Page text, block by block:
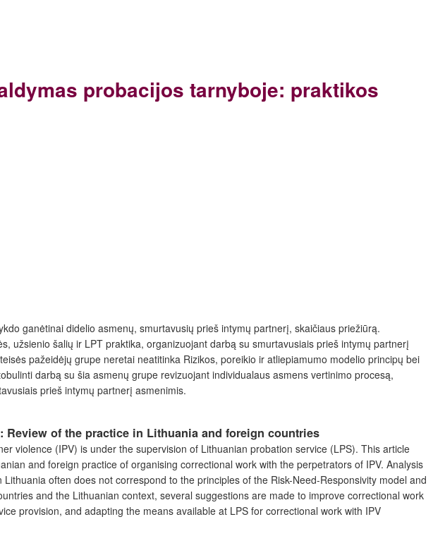
probacijos tarnyboje: praktikos
ganėtinai didelio asmenų, smurtavusių prieš intymų partnerį, skaičiaus priežiūrą.
užsienio šalių ir LPT praktika, organizuojant darbą su smurtavusiais prieš intymų partnerį
pažeidėjų grupe neretai neatitinka Rizikos, poreikio ir atliepiamumo modelio principų bei
darbą su šia asmenų grupe revizuojant individualaus asmens vertinimo procesą,
prieš intymų partnerį asmenimis.
of the practice in Lithuania and foreign countries
violence (IPV) is under the supervision of Lithuanian probation service (LPS). This article
and foreign practice of organising correctional work with the perpetrators of IPV. Analysis
often does not correspond to the principles of the Risk-Need-Responsivity model and
and the Lithuanian context, several suggestions are made to improve correctional work
provision, and adapting the means available at LPS for correctional work with IPV